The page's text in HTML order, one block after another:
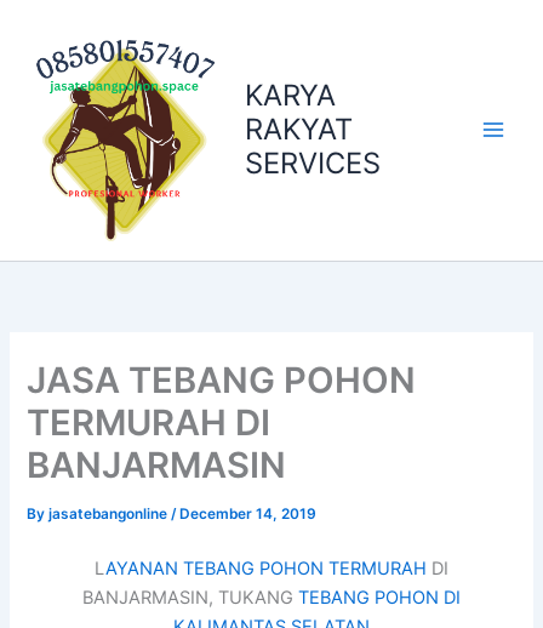
content
KARYA
RAKYAT
SERVICES
JASA TEBANG POHON
TERMURAH DI
BANJARMASIN
Byjasatebangonline/ December 14, 2019
L AYANAN TEBANG POHON TERMURAH DI
BANJARMASIN, TUKANG TEBANG POHON DI